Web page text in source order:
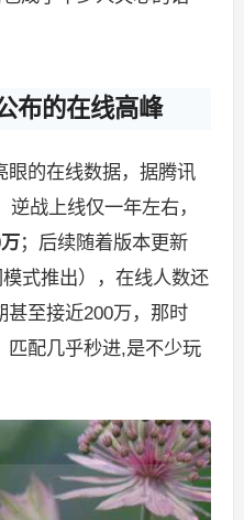
布的在线高峰
眼的在线数据，据腾讯
战上线仅一年左右，
；后续随着版本更新
模式推出），在线人数还
甚至接近200万，那时
匹配几乎秒进,是不少玩